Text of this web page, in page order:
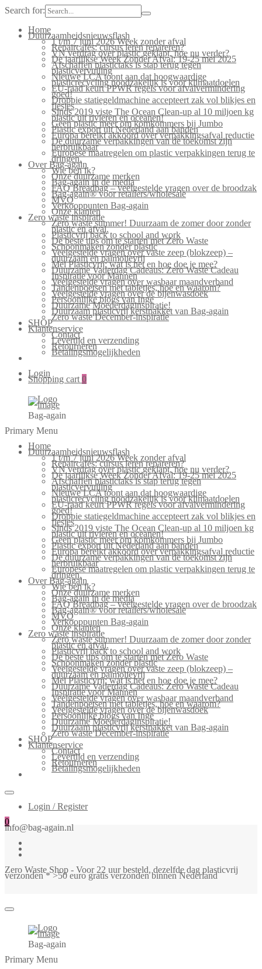
Search for:
Home
Duurzaamheidsnieuwsflash
1 t/m 7 juni 2026 Week zonder afval
Repaircafés: cursus leren repareren?
VN verdrag over plastic geklapt, hoe nu verder?
De jaarlijkse Week Zonder Afval: 19-25 mei 2025
Afschaffen plastictaks is stap terug tegen
plasticvervuiling
Nieuwe LCA toont aan dat hoogwaardige
plasticrecycling noodzakelijk is voor klimaatdoelen
EU-raad keurt PPWR regels voor afvalvermindering
goed!
Droppie statiegeldmachine accepteert zak vol blikjes en
flesjes
Sinds 2019 viste The Ocean Clean-up al 10 miljoen kg
plastic uit rivieren en oceanen!
Geen plastic meer om komkommers bij Jumbo
Plastic export uit Nederland aan banden
Europa bereikt akkoord over verpakkingsafval reductie
De duurzame verpakkingen van de toekomst zijn
herbruikbaar
Europese maatregelen om plastic verpakkingen terug te
dringen.
Over Bag-again
Wie ben ik?
Onze duurzame merken
Bag-again in de media
FAQ Breadbag – veelgestelde vragen over de broodzak
Bag-again® voor retailers/wholesale
MVO
Verkooppunten Bag-again
Onze klanten
Zero waste inspiratie
Zero waste summer! Duurzaam de zomer door zonder
plastic en afval.
Plasticvrij back to school and work
De beste tips om te starten met Zero Waste
Schoonmaken zonder plastic
Veelgestelde vragen over vaste zeep (blokzeep) –
duurzaam en palmolievrij
Mei Plasticvrij: wat is het en hoe doe je mee?
Duurzame Vaderdag Cadeaus: Zero Waste Cadeau
Inspiratie voor Mannen
Veelgestelde vragen over wasbaar maandverband
Tandenpoetsen met tabletjes, hoe en waarom?
Veelgestelde vragen over de bijenwasdoek
Persoonlijke blogs van Inge
Duurzame Moederdaginspiratie!
Duurzaam plasticvrij kerstpakket van Bag-again
Zero waste December-inspiratie
SHOP
Klantenservice
Contact
Levertijd en verzending
Retourneren
Betalingsmogelijkheden
Login
Shopping cart 0
Bag-again
Primary Menu
Home
Duurzaamheidsnieuwsflash
1 t/m 7 juni 2026 Week zonder afval
Repaircafés: cursus leren repareren?
VN verdrag over plastic geklapt, hoe nu verder?
De jaarlijkse Week Zonder Afval: 19-25 mei 2025
Afschaffen plastictaks is stap terug tegen
plasticvervuiling
Nieuwe LCA toont aan dat hoogwaardige
plasticrecycling noodzakelijk is voor klimaatdoelen
EU-raad keurt PPWR regels voor afvalvermindering
goed!
Droppie statiegeldmachine accepteert zak vol blikjes en
flesjes
Sinds 2019 viste The Ocean Clean-up al 10 miljoen kg
plastic uit rivieren en oceanen!
Geen plastic meer om komkommers bij Jumbo
Plastic export uit Nederland aan banden
Europa bereikt akkoord over verpakkingsafval reductie
De duurzame verpakkingen van de toekomst zijn
herbruikbaar
Europese maatregelen om plastic verpakkingen terug te
dringen.
Over Bag-again
Wie ben ik?
Onze duurzame merken
Bag-again in de media
FAQ Breadbag – veelgestelde vragen over de broodzak
Bag-again® voor retailers/wholesale
MVO
Verkooppunten Bag-again
Onze klanten
Zero waste inspiratie
Zero waste summer! Duurzaam de zomer door zonder
plastic en afval.
Plasticvrij back to school and work
De beste tips om te starten met Zero Waste
Schoonmaken zonder plastic
Veelgestelde vragen over vaste zeep (blokzeep) –
duurzaam en palmolievrij
Mei Plasticvrij: wat is het en hoe doe je mee?
Duurzame Vaderdag Cadeaus: Zero Waste Cadeau
Inspiratie voor Mannen
Veelgestelde vragen over wasbaar maandverband
Tandenpoetsen met tabletjes, hoe en waarom?
Veelgestelde vragen over de bijenwasdoek
Persoonlijke blogs van Inge
Duurzame Moederdaginspiratie!
Duurzaam plasticvrij kerstpakket van Bag-again
Zero waste December-inspiratie
SHOP
Klantenservice
Contact
Levertijd en verzending
Retourneren
Betalingsmogelijkheden
Login / Register
0
info@bag-again.nl
Zero Waste Shop - Voor 22 uur besteld, dezelfde dag plasticvrij
verzonden * >50 euro gratis verzonden binnen Nederland
Bag-again
Primary Menu